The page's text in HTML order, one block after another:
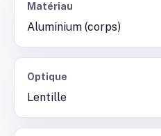
Matériau
Aluminium (corps)
Optique
Lentille